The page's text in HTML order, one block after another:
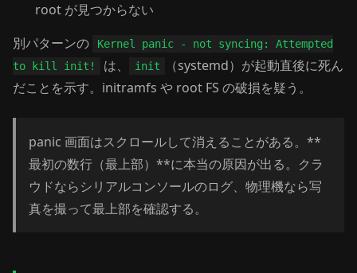
root が見つからない
別パターンの
Kernel panic - not syncing: Attempted
to kill init!
は、 init
（systemd）が起動直後に死ん
だことを示す。initramfs や root FS の破損を疑う。
panic 画面はスクロールして消えることがある。**
最初の数行（最上部）**に本当の原因が出る。クラ
ウドならシリアルコンソールのログ、物理機なら写
真を撮って最上部を確認する。